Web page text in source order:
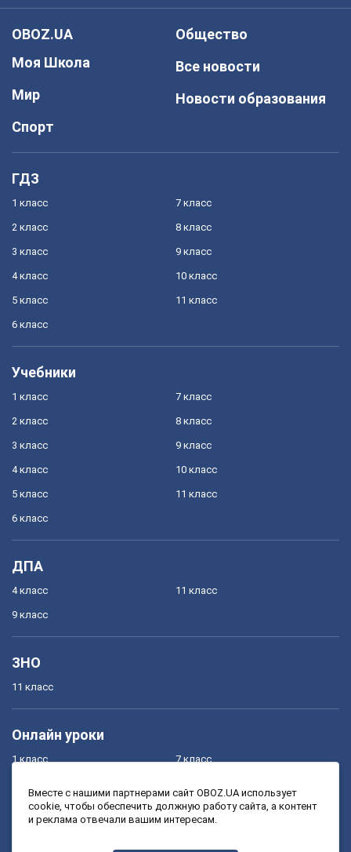
OBOZ.UA
Моя Школа
Мир
Спорт
Общество
Все новости
Новости образования
ГДЗ
1 класс
2 класс
3 класс
4 класс
5 класс
6 класс
7 класс
8 класс
9 класс
10 класс
11 класс
Учебники
1 класс
2 класс
3 класс
4 класс
5 класс
6 класс
7 класс
8 класс
9 класс
10 класс
11 класс
ДПА
4 класс
9 класс
11 класс
ЗНО
11 класс
Онлайн уроки
1 класс
3 класс
7 класс
9 класс
Вместе с нашими партнерами сайт OBOZ.UA использует
cookie, чтобы обеспечить должную работу сайта, а контент
и реклама отвечали вашим интересам.